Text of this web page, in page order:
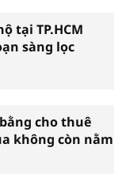
tại TP.HCM
sàng lọc
cho thuê
không còn nằm